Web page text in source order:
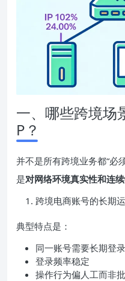
一、哪些跨境场
P？
并不是所有跨境业务都“必
是对网络环境真实性和连
跨境电商账号的长期
典型特点是：
同一账号需要长期登录
登录频率稳定
操作行为偏人工而非